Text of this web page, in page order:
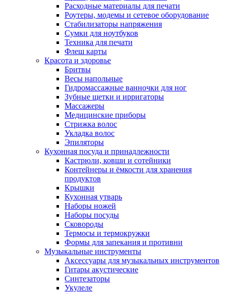
Расходные материалы для печати
Роутеры, модемы и сетевое оборудование
Стабилизаторы напряжения
Сумки для ноутбуков
Техника для печати
Флеш карты
Красота и здоровье
Бритвы
Весы напольные
Гидромассажные ванночки для ног
Зубные щетки и ирригаторы
Массажеры
Медицинские приборы
Стрижка волос
Укладка волос
Эпиляторы
Кухонная посуда и принадлежности
Кастрюли, ковши и сотейники
Контейнеры и ёмкости для хранения
продуктов
Крышки
Кухонная утварь
Наборы ножей
Наборы посуды
Сковороды
Термосы и термокружки
Формы для запекания и противни
Музыкальные инструменты
Аксессуары для музыкальных инструментов
Гитары акустические
Синтезаторы
Укулеле